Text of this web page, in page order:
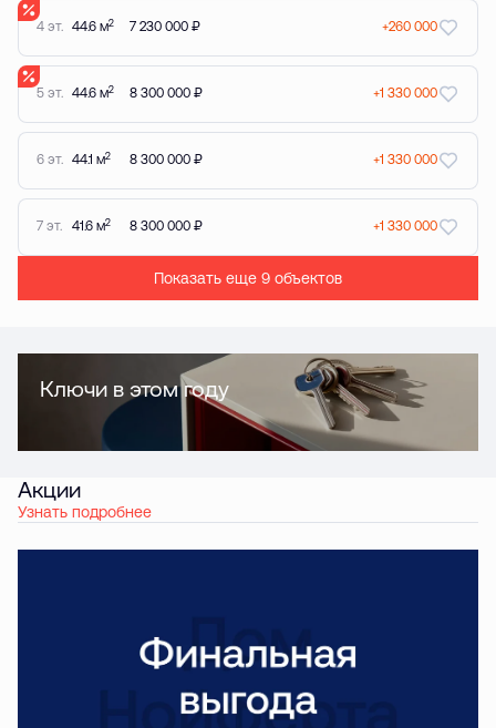
4 эт. 44.6 м2 7 230 000 ₽ +260 000
5 эт. 44.6 м2 8 300 000 ₽ +1 330 000
6 эт. 44.1 м2 8 300 000 ₽ +1 330 000
7 эт. 41.6 м2 8 300 000 ₽ +1 330 000
Показать еще 9 объектов
Ключи в этом году
Акции
Узнать подробнее